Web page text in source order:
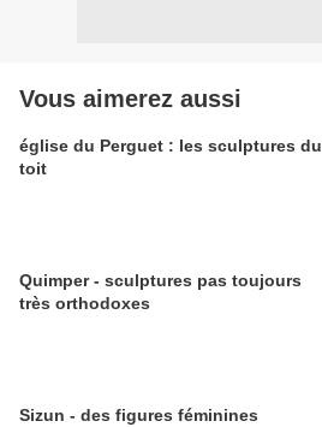
Vous aimerez aussi
église du Perguet : les sculptures du
toit
Quimper - sculptures pas toujours
très orthodoxes
Sizun - des figures féminines